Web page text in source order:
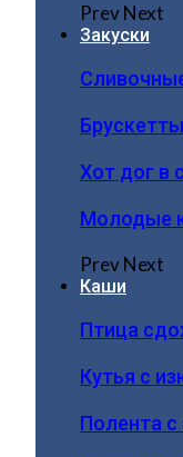
PrevNext
Закуски
Хот дог в
Молодые
PrevNext
Каши
Птица
Кутья с
Полента